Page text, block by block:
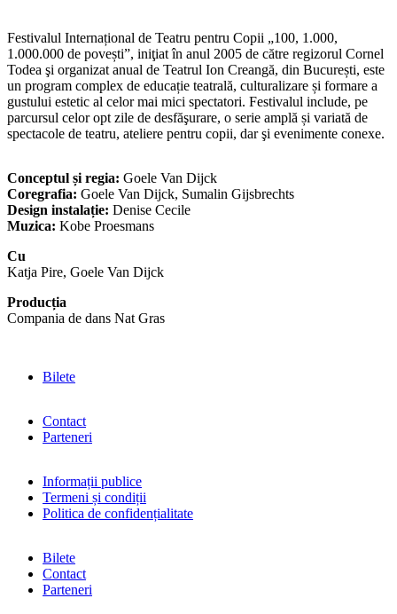
Festivalul Internațional de Teatru pentru Copii „100, 1.000,
1.000.000 de povești”, iniţiat în anul 2005 de către regizorul Cornel
Todea şi organizat anual de Teatrul Ion Creangă, din București, este
un program complex de educație teatrală, culturalizare și formare a
gustului estetic al celor mai mici spectatori. Festivalul include, pe
parcursul celor opt zile de desfăşurare, o serie amplă și variată de
spectacole de teatru, ateliere pentru copii, dar şi evenimente conexe.
Conceptul și regia: Goele Van Dijck
Coregrafia: Goele Van Dijck, Sumalin Gijsbrechts
Design instalație: Denise Cecile
Muzica: Kobe Proesmans
Cu
Katja Pire, Goele Van Dijck
Producția
Compania de dans Nat Gras
Bilete
Contact
Parteneri
Informații publice
Termeni și condiții
Politica de confidențialitate
Bilete
Contact
Parteneri